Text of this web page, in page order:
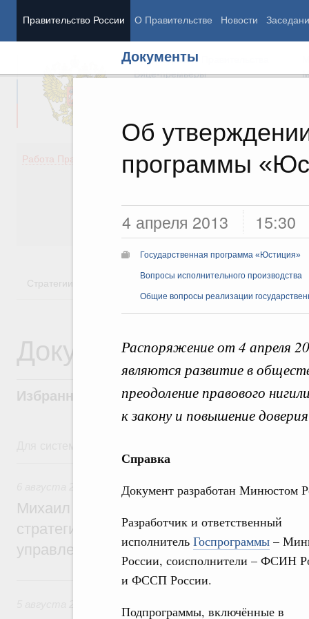
Правительство России О Правительстве Новости
Документы
Об
программы
4 апреля 2013 15:30
Государственная программа «Юстиция»
Вопросы исполнительного производства
Общие вопросы реализации
Распоряжение от 4 апреля
являются развитие в
преодоление правового
к закону и повышение
Справка
Документ разработан Минюстом
Разработчик и ответственный
исполнитель Госпрограммы –
России, соисполнители – ФСИН
и ФССП России.
Подпрограммы, включённые в
Председатель Правительства
Вице-премьеры
Работа Правительства
Демография
Здоровье
Общество
Государство
Стратегии Государственные программы
Документы
Избранные документы со справками к
Технологическое развитие. Инновации
Михаил Мишустин дал поручения по
стратегической сессии о
управления научно-технологическим
5 августа, среда